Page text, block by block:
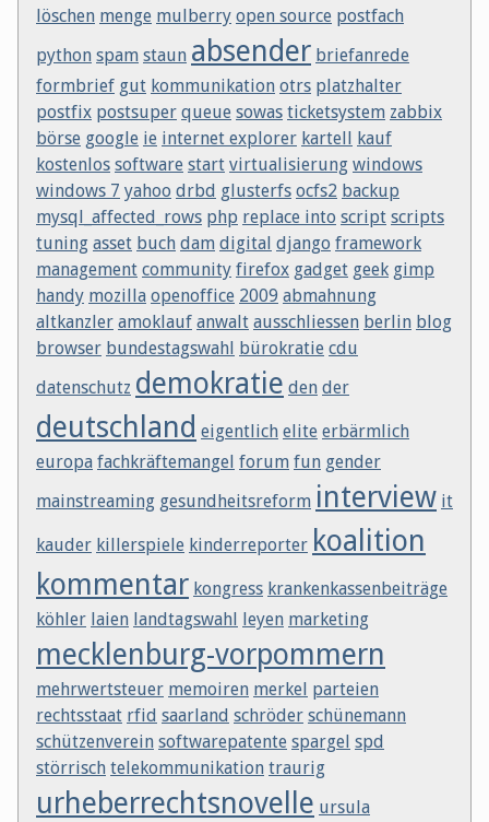
löschen menge mulberry open source postfach
python spam staun absender briefanrede
formbrief gut kommunikation otrs platzhalter
postfix postsuper queue sowas ticketsystem zabbix
börse google ie internet explorer kartell
kauf
kostenlos software start virtualisierung windows
windows 7 yahoo drbd glusterfs ocfs2 backup
mysql_affected_rows php replace into script scripts
tuning asset buch dam digital django framework
management community firefox gadget geek gimp
handy mozilla openoffice 2009 abmahnung
altkanzler amoklauf anwalt ausschliessen berlin blog
browser bundestagswahl bürokratie cdu
datenschutz demokratie den der
deutschland eigentlich elite erbärmlich
europa fachkräftemangel forum fun gender
mainstreaming gesundheitsreform interview it
kauder killerspiele kinderreporter koalition
kommentar kongress krankenkassenbeiträge
köhler laien landtagswahl leyen marketing
mecklenburg-vorpommern
mehrwertsteuer memoiren merkel parteien
rechtsstaat rfid saarland schröder schünemann
schützenverein softwarepatente spargel spd
störrisch telekommunikation traurig
urheberrechtsnovelle ursula